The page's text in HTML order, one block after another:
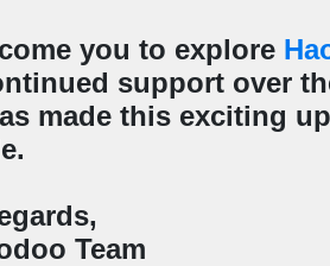
you to explore
support over
made this exciting
Team